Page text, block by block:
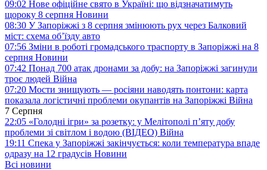
09:02 Нове офіційне свято в Україні: що відзначатимуть
щороку 8 серпня Новини
08:30 У Запоріжжі з 8 серпня змінюють рух через Балковий
міст: схема об’їзду авто
07:56 Зміни в роботі громадського траспорту в Запоріжжі на 8
серпня Новини
07:42 Понад 700 атак дронами за добу: на Запоріжжі загинули
троє людей Війна
07:20 Мости знищують — росіяни наводять понтони: карта
показала логістичні проблеми окупантів на Запоріжжі Війна
7 Серпня
22:05 «Голодні ігри» за розетку: у Мелітополі п’яту добу
проблеми зі світлом і водою (ВІДЕО) Війна
19:11 Спека у Запоріжжі закінчується: коли температура впаде
одразу на 12 градусів Новини
Всі новини